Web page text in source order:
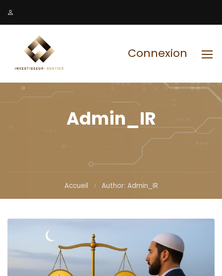
Connexion
Admin_IR
Accueil Author: Admin_IR